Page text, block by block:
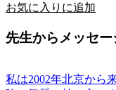
お気に入りに追加
先生からメッセー
私は2002年北京から